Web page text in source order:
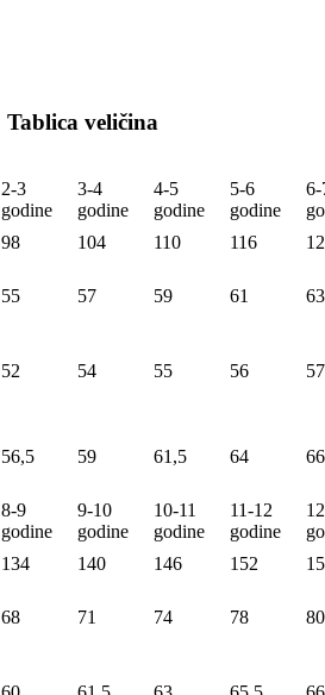
Tablica veličina
2-3
godine
3-4
godine
4-5
godine
5-6
godine
6-
98 104 110 116
55 57 59 61 63
52 54 55 56 57
56,5 59 61,5 64 66
8-9
godine
9-10
godine
10-11
godine
11-12
godine
134 140 146 152
68 71 74 78 80